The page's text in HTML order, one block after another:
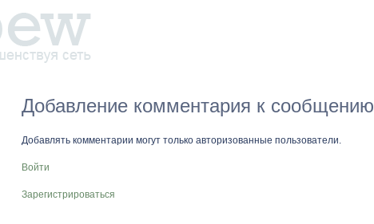
Добавление комментария к сообщению
Добавлять комментарии могут только авторизованные пользователи.
Войти
Зарегистрироваться